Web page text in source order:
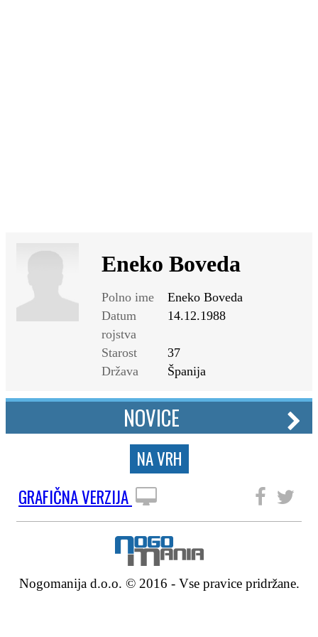
Eneko Boveda
Polno ime
Eneko Boveda
Datum
rojstva
14.12.1988
Starost
37
Država
Španija
NOVICE
NA VRH
GRAFIČNA VERZIJA
Nogomanija d.o.o. © 2016 - Vse pravice pridržane.